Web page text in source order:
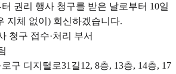
권리 행사 청구를 받은 날로부터 10일
지체 없이) 회신하겠습니다.
청구 접수·처리 부서
구 디지털로31길12, 8층, 13층, 14층, 17